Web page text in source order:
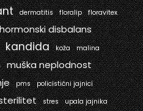
dermatitis floralip
floravitex
hormonski disbalans
kandida koža
malina
muška neplodnost
pms
policistični jajnici
stres
upala jajnika